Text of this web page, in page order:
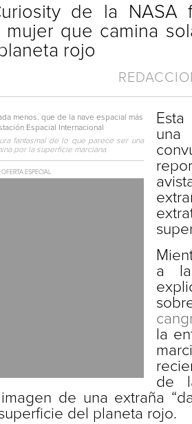
de la NASA
mujer que camina
rojo
fantasmal de lo que parece ser una
por la superficie marciana
OFERTA ESPECIAL
a
la
de
de una extraña
del planeta rojo.